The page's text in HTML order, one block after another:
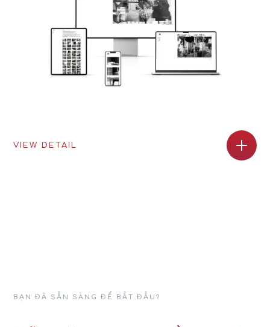
VIEW DETAIL
BẠN ĐÃ SẴN SÀNG ĐỂ BẮT ĐẦU?